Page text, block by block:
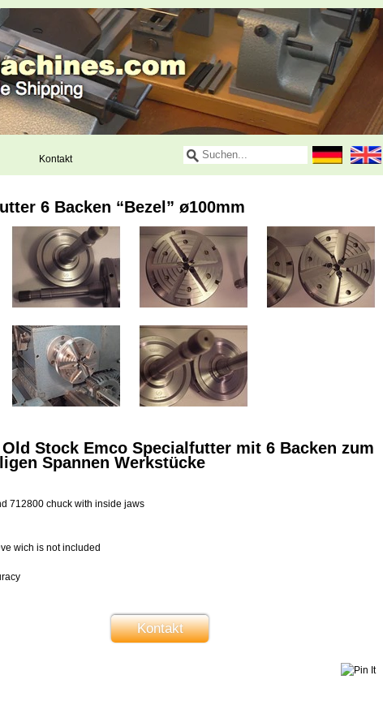
Kontakt
6 Backen “Bezel” ø100mm
Stock Emco Specialfutter mit 6 Backen zum
Spannen Werkstücke
712800 chuck with inside jaws
wich is not included
Kontakt